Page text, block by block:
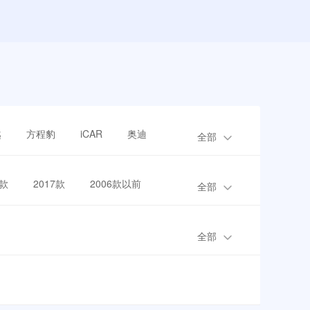
方程豹 iCAR 奥迪 全部
2017款 2006款以前 全部
全部